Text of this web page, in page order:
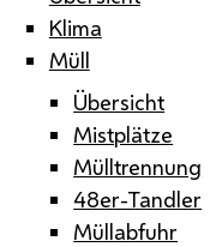
Klima
Müll
Übersicht
Mistplätze
Mülltrennung
48er-Tandler
Müllabfuhr